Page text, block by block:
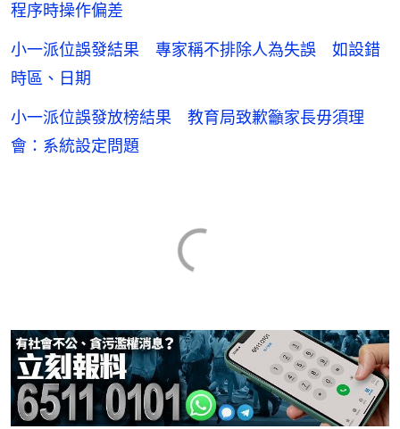
程序時操作偏差
小一派位誤發結果 專家稱不排除人為失誤 如設錯
時區、日期
小一派位誤發放榜結果 教育局致歉籲家長毋須理
會：系統設定問題